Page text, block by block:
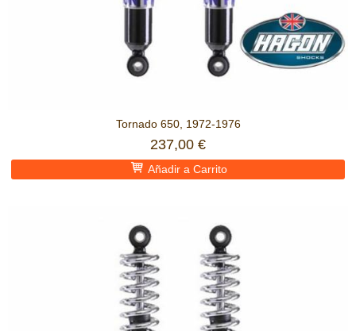
Tornado 650, 1972-1976
237,00 €
Añadir a Carrito